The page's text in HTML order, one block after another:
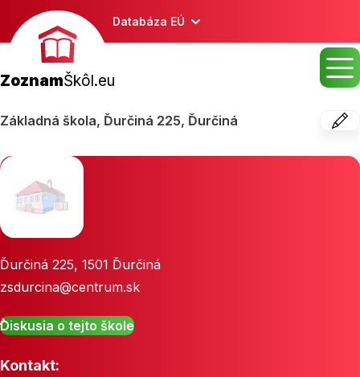
Databáza EÚ
ZoznamŠkôl.eu
Základná škola, Ďurčiná 225, Ďurčiná
Ďurčiná 225, 1501 Ďurčiná
zsdurcina@centrum.sk
Diskusia o tejto škole
Kontakt: